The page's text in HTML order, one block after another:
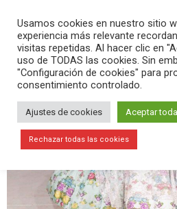
Usamos cookies en nuestro sitio
experiencia más relevante
visitas repetidas. Al hacer clic en
uso de TODAS las cookies. Sin
"Configuración de cookies" para
consentimiento controlado.
Ajustes de cookies Aceptar
Rechazar todas las cookies